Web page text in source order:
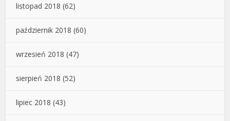
listopad 2018 (62)
październik 2018 (60)
wrzesień 2018 (47)
sierpień 2018 (52)
lipiec 2018 (43)